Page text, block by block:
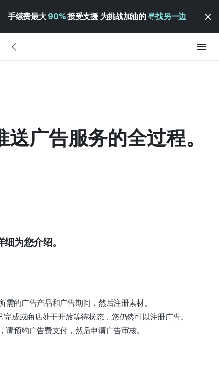
手续费最大 90% 接受支援 为挑战加油的寻找另一边
广告服务的全过程。
为您介绍。
需的广告产品和广告期间，然后注册素材。
成或商店处于开放等待状态，您仍然可以注册广告。
请预约广告费支付，然后申请广告审核。